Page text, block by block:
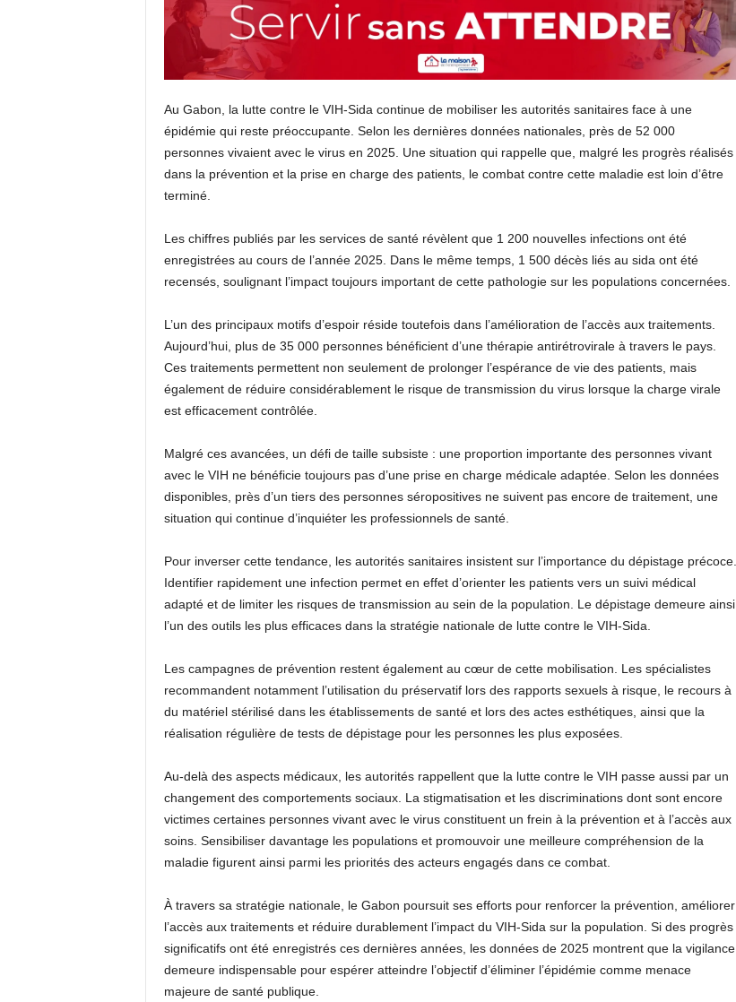
Au Gabon, la lutte contre le VIH-Sida continue de mobiliser les autorités sanitaires face à une
épidémie qui reste préoccupante. Selon les dernières données nationales, près de 52 000
personnes vivaient avec le virus en 2025. Une situation qui rappelle que, malgré les progrès réalisés
dans la prévention et la prise en charge des patients, le combat contre cette maladie est loin d’être
terminé.
Les chiffres publiés par les services de santé révèlent que 1 200 nouvelles infections ont été
enregistrées au cours de l’année 2025. Dans le même temps, 1 500 décès liés au sida ont été
recensés, soulignant l’impact toujours important de cette pathologie sur les populations concernées.
L’un des principaux motifs d’espoir réside toutefois dans l’amélioration de l’accès aux traitements.
Aujourd’hui, plus de 35 000 personnes bénéficient d’une thérapie antirétrovirale à travers le pays.
Ces traitements permettent non seulement de prolonger l’espérance de vie des patients, mais
également de réduire considérablement le risque de transmission du virus lorsque la charge virale
est efficacement contrôlée.
Malgré ces avancées, un défi de taille subsiste : une proportion importante des personnes vivant
avec le VIH ne bénéficie toujours pas d’une prise en charge médicale adaptée. Selon les données
disponibles, près d’un tiers des personnes séropositives ne suivent pas encore de traitement, une
situation qui continue d’inquiéter les professionnels de santé.
Pour inverser cette tendance, les autorités sanitaires insistent sur l’importance du dépistage précoce.
Identifier rapidement une infection permet en effet d’orienter les patients vers un suivi médical
adapté et de limiter les risques de transmission au sein de la population. Le dépistage demeure ainsi
l’un des outils les plus efficaces dans la stratégie nationale de lutte contre le VIH-Sida.
Les campagnes de prévention restent également au cœur de cette mobilisation. Les spécialistes
recommandent notamment l’utilisation du préservatif lors des rapports sexuels à risque, le recours à
du matériel stérilisé dans les établissements de santé et lors des actes esthétiques, ainsi que la
réalisation régulière de tests de dépistage pour les personnes les plus exposées.
Au-delà des aspects médicaux, les autorités rappellent que la lutte contre le VIH passe aussi par un
changement des comportements sociaux. La stigmatisation et les discriminations dont sont encore
victimes certaines personnes vivant avec le virus constituent un frein à la prévention et à l’accès aux
soins. Sensibiliser davantage les populations et promouvoir une meilleure compréhension de la
maladie figurent ainsi parmi les priorités des acteurs engagés dans ce combat.
À travers sa stratégie nationale, le Gabon poursuit ses efforts pour renforcer la prévention, améliorer
l’accès aux traitements et réduire durablement l’impact du VIH-Sida sur la population. Si des progrès
significatifs ont été enregistrés ces dernières années, les données de 2025 montrent que la vigilance
demeure indispensable pour espérer atteindre l’objectif d’éliminer l’épidémie comme menace
majeure de santé publique.